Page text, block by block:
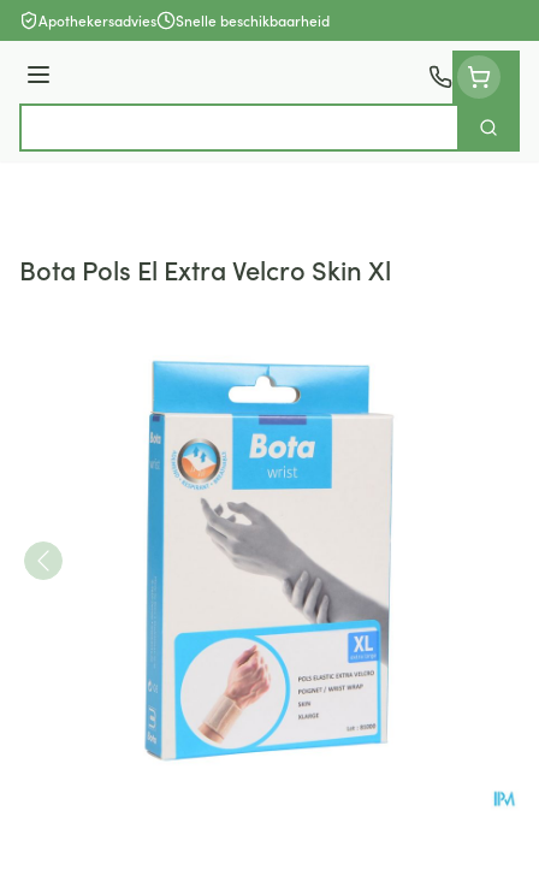
Ga naar de inhoud
Apothekersadvies Snelle beschikbaarheid
Menu
Zoek
Bota Pols El Extra Velcro Skin Xl